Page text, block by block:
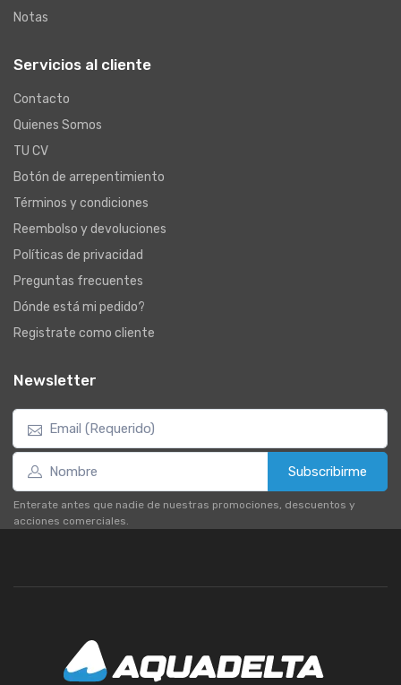
Notas
Servicios al cliente
Contacto
Quienes Somos
TU CV
Botón de arrepentimiento
Términos y condiciones
Reembolso y devoluciones
Políticas de privacidad
Preguntas frecuentes
Dónde está mi pedido?
Registrate como cliente
Newsletter
Subscribirme
Enterate antes que nadie de nuestras promociones, descuentos y
acciones comerciales.